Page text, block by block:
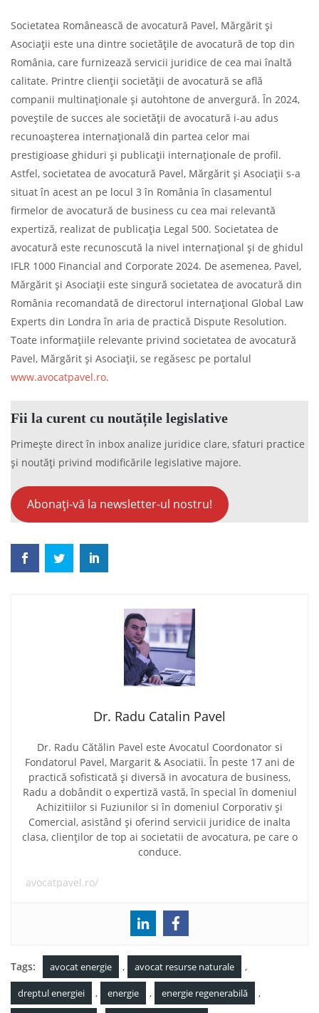
Societatea Românească de avocatură Pavel, Mărgărit și
Asociații este una dintre societățile de avocatură de top din
România, care furnizează servicii juridice de cea mai înaltă
calitate. Printre clienții societății de avocatură se află
companii multinaționale și autohtone de anvergură. În 2024,
poveștile de succes ale societății de avocatură i-au adus
recunoașterea internațională din partea celor mai
prestigioase ghiduri și publicații internaționale de profil.
Astfel, societatea de avocatură Pavel, Mărgărit și Asociații s-a
situat în acest an pe locul 3 în România în clasamentul
firmelor de avocatură de business cu cea mai relevantă
expertiză, realizat de publicația Legal 500. Societatea de
avocatură este recunoscută la nivel internațional și de ghidul
IFLR 1000 Financial and Corporate 2024. De asemenea, Pavel,
Mărgărit și Asociații este singură societatea de avocatură din
România recomandată de directorul internațional Global Law
Experts din Londra în aria de practică Dispute Resolution.
Toate informațiile relevante privind societatea de avocatură
Pavel, Mărgărit și Asociații, se regăsesc pe portalul
www.avocatpavel.ro.
Fii la curent cu noutățile legislative
Primește direct în inbox analize juridice clare, sfaturi practice
și noutăți privind modificările legislative majore.
Abonați-vă la newsletter-ul nostru!
Dr. Radu Catalin Pavel
Dr. Radu Cătălin Pavel este Avocatul Coordonator si
Fondatorul Pavel, Margarit & Asociatii. În peste 17 ani de
practică sofisticată și diversă in avocatura de business,
Radu a dobândit o expertiză vastă, în special în domeniul
Achizitiilor si Fuziunilor si în domeniul Corporativ și
Comercial, asistând și oferind servicii juridice de inalta
clasa, clienților de top ai societatii de avocatura, pe care o
conduce.
avocatpavel.ro/
Tags: avocat energie , avocat resurse naturale ,
dreptul energiei , energie , energie regenerabilă ,